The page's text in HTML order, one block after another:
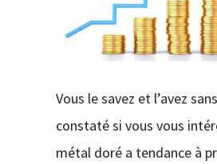
Vous le savez et l’avez
constaté si vous vous
métal doré a tendance à